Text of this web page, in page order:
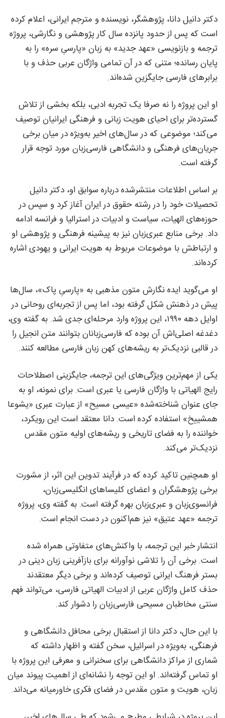
دکتر دانیل دانا، پژوهشگر، نویسنده و مترجم ایرانی، اعلام کرده
است که پس از حدود پانزده سال کار پژوهشی و نگارشی، پروژه
ترجمه و بازنویسی «عهد جدید» به زبان «پارسیِ سره» را به
پایان رسانده؛ متنی که در آن تمامی واژگان عربی حذف و با
برابرهای فارسی جایگزین شده‌اند.
او این پروژه را نه صرفا یک تجربه ادبی، بلکه بخشی از تلاش
گسترده‌تر برای احیای هویت زبانی و فرهنگی ایرانیان توصیف
می‌کند؛ موضوعی که در سال‌های اخیر به‌ویژه در میان برخی
جریان‌های فرهنگی و دانشگاهی فارسی‌زبان مورد توجه قرار
گرفته است.
بر اساس اطلاعات منتشرشده درباره سوابق او، دکتر دانیل
تحصیلات خود را در رشته حقوق در ایران آغاز کرد و سپس در
حوزه‌های الهیات، سیاست و ادبیات در استرالیا و فرانسه ادامه
داد. برخی منابع عبری‌زبان نیز به پیشینه فرهنگی و پژوهشی او
و ارتباطش با موضوعات مربوط به هویت ایرانی و یهودی اشاره
کرده‌اند.
او می‌گوید ایده نگارش متون مذهبی به «پارسیِ پاک»، سال‌ها
پیش در ذهنش شکل گرفته بود، اما پس از تجربه‌ای روحانی در
اوایل دهه ۱۹۹۰، این پروژه وارد مرحله‌ای جدی شد. به گفته وی،
دغدغه اصلی‌اش آن بوده که فارسی‌زبانان بتوانند متن انجیل را
در قالبی نزدیک‌تر به ریشه‌های کهن زبان فارسی مطالعه کنند.
یکی از مهم‌ترین ویژگی‌های این ترجمه، جایگزینی اصطلاحات
رایج الهیاتی با واژگان فارسی یا عبری است. برای نمونه، او به
جای عنوان شناخته‌شده «عیسی مسیح» از عبارت عبری «یشوعا
همشییخ» استفاده کرده است. دانا معتقد است این رویکرد،
خواننده را به فضای تاریخی و ریشه‌های اولیه متون مقدس
نزدیک‌تر می‌کند.
او همچنین تاکید کرده که در فرآیند تدوین این اثر، از مشورت
برخی پژوهشگران و اعضای کلیساهای انگلیسی‌زبان،
فرانسوی‌زبان و عبری‌زبان بهره گرفته است. به گفته وی، پروژه
ترجمه «عهد عتیق» نیز هم‌اکنون در دست انجام است.
انتشار خبر این ترجمه، با واکنش‌های متفاوتی همراه شده
است. برخی آن را تلاشی نوآورانه برای بازآفرینی زبان دینی در
بستر فرهنگ ایرانی توصیف کرده‌اند و برخی دیگر معتقدند
حذف کامل واژگان عربی از ادبیات الهیاتی فارسی، می‌تواند فهم
سنتی مخاطبان مسیحی فارسی‌زبان را دشوار کند.
با این حال، دکتر دانا از استقبال برخی محافل دانشگاهی و
فرهنگی، به‌ویژه در اسرائیل، سخن گفته و اظهار داشته که
شماری از مراکز دانشگاهی برای سخنرانی و معرفی این پروژه با
او تماس گرفته‌اند. او این توجه را نشانه‌ای از اهمیت پیوند میان
زبان، هویت و متون مقدس در فضای فکری خاورمیانه می‌داند.